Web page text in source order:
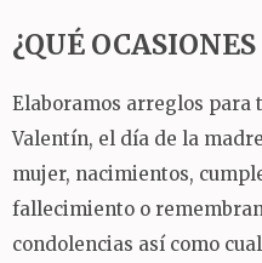
¿QUÉ
Elaboramos arreglos para
Valentín, el día de la
mujer, nacimientos,
fallecimiento o
condolencias así como